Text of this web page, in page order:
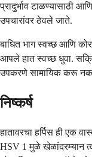
प्रादुर्भाव टाळण्यासाठी
उपचारांवर ठेवले जाते.
बाधित भाग स्वच्छ आणि
आपले हात स्वच्छ धुवा.
उपकरणे सामायिक करू
निष्कर्ष
हातावरचा हर्पिस ही एक
HSV 1 मुळे खेळांदरम्यान